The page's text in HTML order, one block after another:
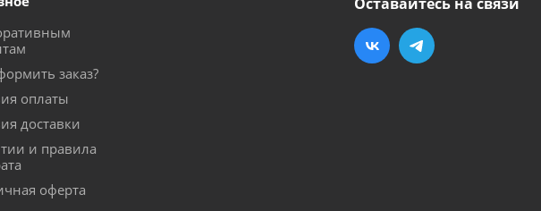
заказ?
оплаты
доставки
и правила
оферта